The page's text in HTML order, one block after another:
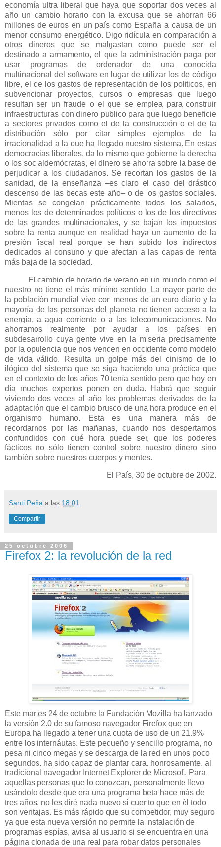
economía ultra liberal que haya que soportar dos veces al
año un cambio horario con la excusa que se ahorran 66
millones de euros en un país como España a causa de un
menor consumo energético. Digo ridícula en comparación a
otros dineros que se malgastan como puede ser el
destinado a armamento, el que la administración paga por
usar programas de ordenador de una conocida
multinacional del software en lugar de utilizar los de código
libre, el de los gastos de representación de los políticos, en
subvencionar proyectos, cursos o empresas que luego
resultan ser un fraude o el que se emplea para construir
infraestructuras con dinero publico para que luego beneficie
a sectores privados como el de la construcción o el de la
distribución sólo por citar simples ejemplos de la
irracionalidad a la que ha llegado nuestro sistema. En estas
democracias liberales, da lo mismo que gobierne la derecha
o los socialdemócratas, el dinero se ahorra sobre la base de
perjudicar a los ciudadanos. Se recortan los gastos de la
sanidad, de la enseñanza –es claro el caso del drástico
descenso de las becas este año– o de los gastos sociales.
Mientas se congelan prácticamente todos los salarios,
menos los de determinados políticos o los de los directivos
de las grandes multinacionales, y se bajan los impuestos
sobre la renta aunque en realidad haya un aumento de la
presión fiscal real porque se han subido los indirectos
dedicados al consuno y que afectan a las capas de renta
más baja de la sociedad.
El cambio de horario de verano en un mundo como el
nuestro no tiene el más mínimo sentido. La mayor parte de
la población mundial vive con menos de un euro diario y la
mayoría de las personas del planeta no tienen acceso a la
energía, a agua corriente o a las telecomunicaciones. No
ahorramos realmente por ayudar a los países en
subdesarrollo cuya gente vive en la miseria precisamente
por la opulencia que nos venden en occidente como modelo
de vida válido. Resulta un golpe más del cinismo de lo
ilógico del sistema que se siga haciendo una práctica que
en el contexto de los años 70 tenía sentido pero que hoy en
día muchos expertos ponen en duda. Habrá que seguir
viviendo dos veces al año los problemas derivados de la
adaptación que el cambio brusco de una hora produce en el
organismo humano. Esta es una manera más de
recordarnos por las mañanas, cuando nos despertamos
confundidos con qué hora puede ser, que los poderes
fácticos no sólo tienen control sobre nuestro dinero sino
también sobre nuestros cuerpos y mentes.
El País, 30 de octubre de 2002.
Santi Peña a las 18:01
Compartir
25 octubre 2006
Firefox 2: la revolución de la red
Este martes 24 de octubre la Fundación Mozilla ha lanzado
la versión 2.0 de su famoso navegador Firefox que en
Europa ha llegado a tener una cuota de uso de un 21.9%
entre los internáutas. Este pequeño y sencillo programa, no
pesa ni cinco megas y se descarga de la red en unos poco
segundos, ha sido capaz de plantar cara, honrosamente, al
tradicional navegador Internet Explorer de Microsoft. Para
aquellas personas que lo conozcan, personalmente llevo
usándolo desde que era una programa beta hace más de
tres años, no les diré nada nuevo si cuento que en él todo
son ventajas. Es más rápido que su competidor, muy seguro
ya que esta nueva versión no permite la instalación de
programas espías, avisa al usuario si se encuentra en una
página clonada de una real para robar datos personales